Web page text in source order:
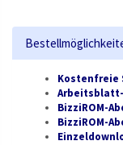
Kostenfreie
BizziROM-
BizziROM-